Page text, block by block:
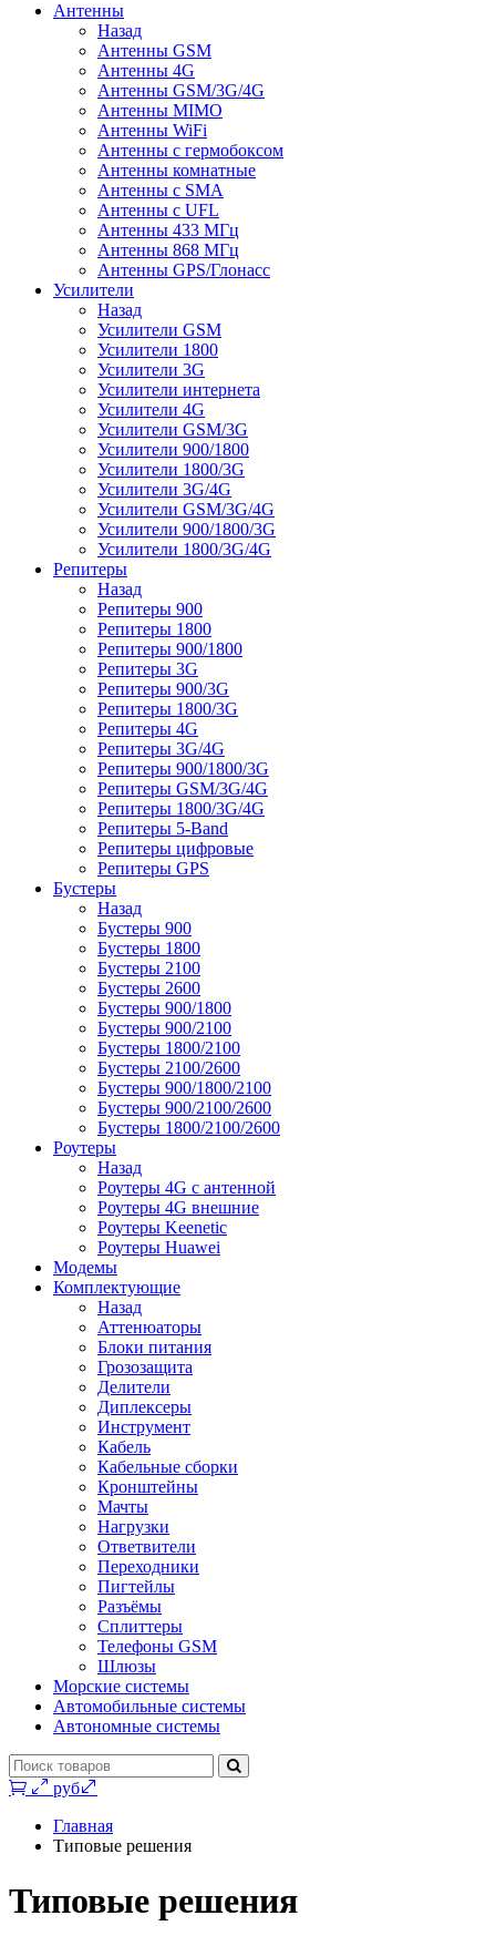
Антенны
Назад
Антенны GSM
Антенны 4G
Антенны GSM/3G/4G
Антенны MIMO
Антенны WiFi
Антенны с гермобоксом
Антенны комнатные
Антенны c SMA
Антенны с UFL
Антенны 433 МГц
Антенны 868 МГц
Антенны GPS/Глонасс
Усилители
Назад
Усилители GSM
Усилители 1800
Усилители 3G
Усилители интернета
Усилители 4G
Усилители GSM/3G
Усилители 900/1800
Усилители 1800/3G
Усилители 3G/4G
Усилители GSM/3G/4G
Усилители 900/1800/3G
Усилители 1800/3G/4G
Репитеры
Назад
Репитеры 900
Репитеры 1800
Репитеры 900/1800
Репитеры 3G
Репитеры 900/3G
Репитеры 1800/3G
Репитеры 4G
Репитеры 3G/4G
Репитеры 900/1800/3G
Репитеры GSM/3G/4G
Репитеры 1800/3G/4G
Репитеры 5-Band
Репитеры цифровые
Репитеры GPS
Бустеры
Назад
Бустеры 900
Бустеры 1800
Бустеры 2100
Бустеры 2600
Бустеры 900/1800
Бустеры 900/2100
Бустеры 1800/2100
Бустеры 2100/2600
Бустеры 900/1800/2100
Бустеры 900/2100/2600
Бустеры 1800/2100/2600
Роутеры
Назад
Роутеры 4G с антенной
Роутеры 4G внешние
Роутеры Keenetic
Роутеры Huawei
Модемы
Комплектующие
Назад
Аттенюаторы
Блоки питания
Грозозащита
Делители
Диплексеры
Инструмент
Кабель
Кабельные сборки
Кронштейны
Мачты
Нагрузки
Ответвители
Переходники
Пигтейлы
Разъёмы
Сплиттеры
Телефоны GSM
Шлюзы
Морские системы
Автомобильные системы
Автономные системы
0 руб.
Главная
Типовые решения
Типовые решения